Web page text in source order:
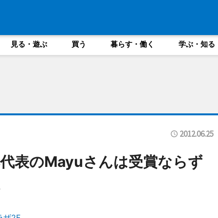
見る・遊ぶ 買う 暮らす・働く 学ぶ・知る
2012.06.25
表のMayuさんは受賞ならず